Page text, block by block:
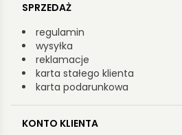
SPRZEDAŻ
regulamin
wysyłka
reklamacje
karta stałego klienta
karta podarunkowa
KONTO KLIENTA